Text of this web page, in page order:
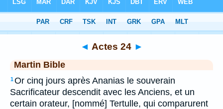
> Actes 24
◄ Actes 24 ►
Martin Bible
1Or cinq jours après Ananias le souverain
Sacrificateur descendit avec les Anciens, et un
certain orateur, [nommé] Tertulle, qui comparurent